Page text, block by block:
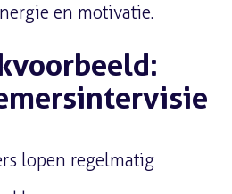
en motivatie.
lopen regelmatig